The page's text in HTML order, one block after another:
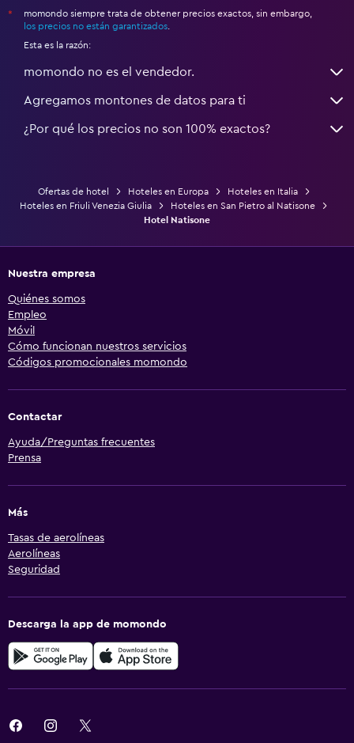
*
momondo siempre trata de obtener precios exactos, sin embargo,
los precios no están garantizados
Esta es la razón:
momondo no es el vendedor.
Agregamos montones de datos para ti
¿Por qué los precios no son 100% exactos?
Ofertas de hotel Hoteles en Europa
Hoteles en Italia
Hoteles en Friuli Venezia Giulia
Hoteles en San Pietro al Natisone
Hotel Natisone
Nuestra empresa
Quiénes somos
Empleo
Móvil
Cómo funcionan nuestros servicios
Códigos promocionales momondo
Contactar
Ayuda/Preguntas frecuentes
Prensa
Más
Tasas de aerolíneas
Aerolíneas
Seguridad
Descarga la app de momondo